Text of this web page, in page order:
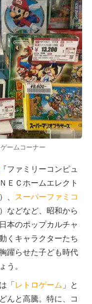
ームコーナー
『ファミリーコンピュ
ＮＥＣホームエレクト
、
スーパーファミコ
などなど、昭和から
本のポップカルチャ
くキャラクターたち
躍らせた子ども時代
う。
「 レトロゲーム 」と
んと高騰。特に、コ